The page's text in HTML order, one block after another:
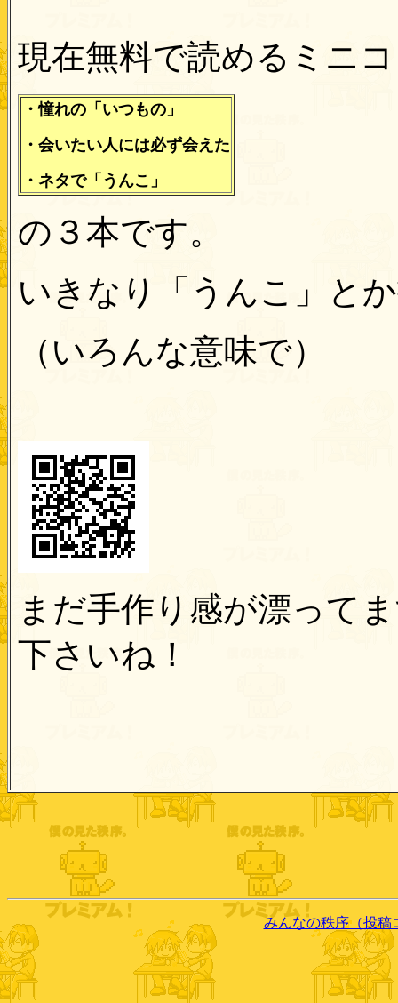
現在無料で読めるミニ
・憧れの「いつもの」
・会いたい人には必ず会えた
・ネタで「うんこ」
の３本です。
いきなり「うんこ」と
（いろんな意味で）
まだ手作り感が漂って
下さいね！
みんなの秩序（投